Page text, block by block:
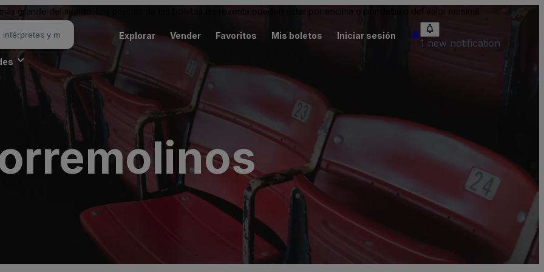
grande del mundo. Los precios de los boletos de reventa pueden estar por encima o por debajo del valor nominal.
Explorar Vender Favoritos Mis boletos Iniciar sesión
1 new notification